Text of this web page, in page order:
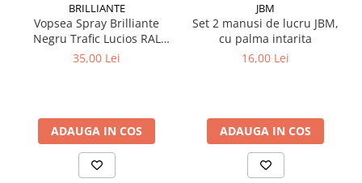
BRILLIANTE
Vopsea Spray Brilliante
Negru Trafic Lucios RAL
9017 400 ml
35,00 Lei
ADAUGA IN COS
JBM
Set 2 manusi de lucru JBM,
cu palma intarita
16,00 Lei
ADAUGA IN COS